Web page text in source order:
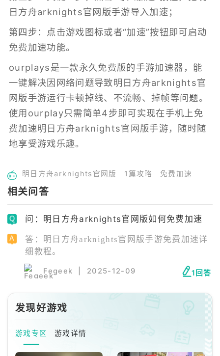
日方舟arknights官网版手游导入加速；
第四步：点击游戏图标或者“加速”按钮即可启动
免费加速功能。
ourplays是一款永久免费版的手游加速器 ，能
一键解决因网络问题导致明日方舟arknights官
网版手游运行卡顿掉线、不流畅、掉帧等问题。
使用ourplay只需简单4步即可实现在手机上免
费加速明日方舟arknights官网版手游，随时随
地享受游戏乐趣。
明日方舟arknights官网版 1篇攻略 免费加速
相关问答
问：明日方舟arknights官网版如何免费加速
答：明日方舟arknights官网版手游免费加速详
细教程。
Fegeek 2025-12-09 1回答
发现好游戏
游戏专区 游戏详情